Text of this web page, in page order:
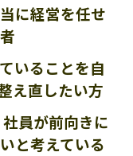
に経営を任せ
いることを自
え直したい方
員が前向きに
と考えている